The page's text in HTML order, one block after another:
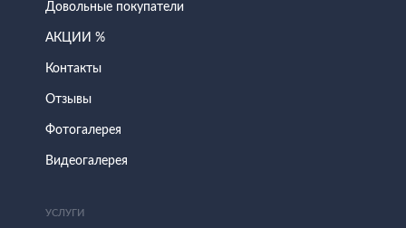
Довольные покупатели
АКЦИИ %
Контакты
Отзывы
Фотогалерея
Видеогалерея
УСЛУГИ